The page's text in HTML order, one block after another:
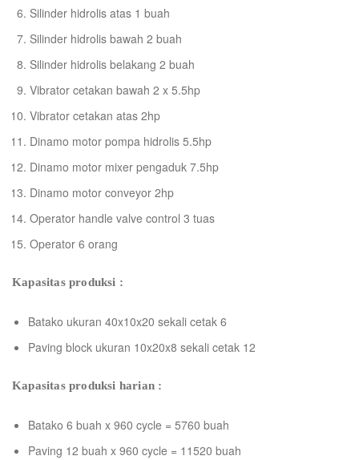
Silinder hidrolis atas 1 buah
Silinder hidrolis bawah 2 buah
Silinder hidrolis belakang 2 buah
Vibrator cetakan bawah 2 x 5.5hp
Vibrator cetakan atas 2hp
Dinamo motor pompa hidrolis 5.5hp
Dinamo motor mixer pengaduk 7.5hp
Dinamo motor conveyor 2hp
Operator handle valve control 3 tuas
Operator 6 orang
Kapasitas produksi :
Batako ukuran 40x10x20 sekali cetak 6
Paving block ukuran 10x20x8 sekali cetak 12
Kapasitas produksi harian :
Batako 6 buah x 960 cycle = 5760 buah
Paving 12 buah x 960 cycle = 11520 buah